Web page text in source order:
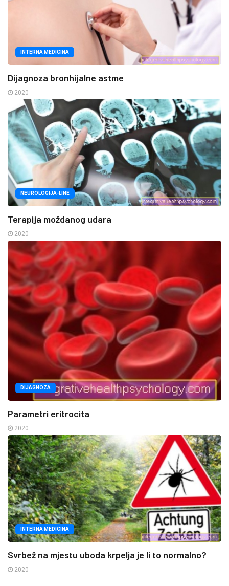
INTERNA MEDICINA
Dijagnoza bronhijalne astme
2020
NEUROLOGIJA-LINE
Terapija moždanog udara
2020
DIJAGNOZA
Parametri eritrocita
2020
INTERNA MEDICINA
Svrbež na mjestu uboda krpelja je li to normalno?
2020